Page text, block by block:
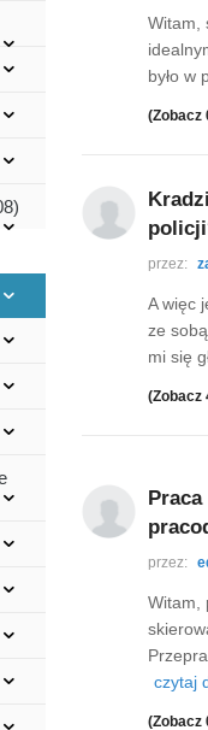
Witam,
było w
(Zobacz
przez:
A więc
ze
mi się
(Zobacz
przez:
Witam,
czytaj
(Zobacz